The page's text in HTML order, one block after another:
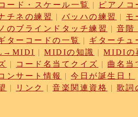
ード・スケール一覧 | ピアノコ
チネの練習 | バッハの練習 | モ
のブラインドタッチ練習 | 音階
ターコードの一覧 | ギターチュ
|MIDIの知識 |MIDIの
| コード名当てクイズ | 曲名当
ンサート情報 |今日が誕生日！
| リンク |音楽関連資格 | 歌詞